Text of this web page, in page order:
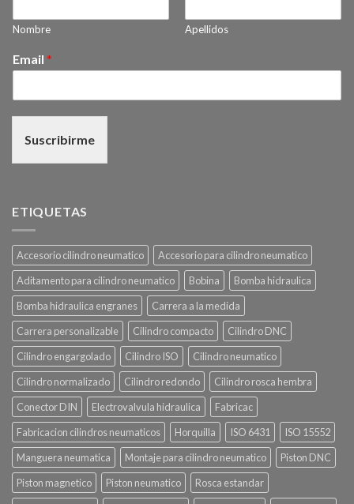
Nombre Apellidos
Email *
Suscribirme
ETIQUETAS
Accesorio cilindro neumatico
Accesorio para cilindro neumatico
Aditamento para cilindro neumatico
Bobina
Bomba hidraulica
Bomba hidraulica engranes
Carrera a la medida
Carrera personalizable
Cilindro compacto
Cilindro DNC
Cilindro engargolado
Cilindro ISO
Cilindro neumatico
Cilindro normalizado
Cilindro redondo
Cilindro rosca hembra
Conector DIN
Electrovalvula hidraulica
Fabricac
Fabricacion cilindros neumaticos
Horquilla ISO 6431
ISO 15552
Manguera neumatica
Montaje para cilindro neumatico
Piston DNC
Piston magnetico
Piston neumatico
Rosca estandar